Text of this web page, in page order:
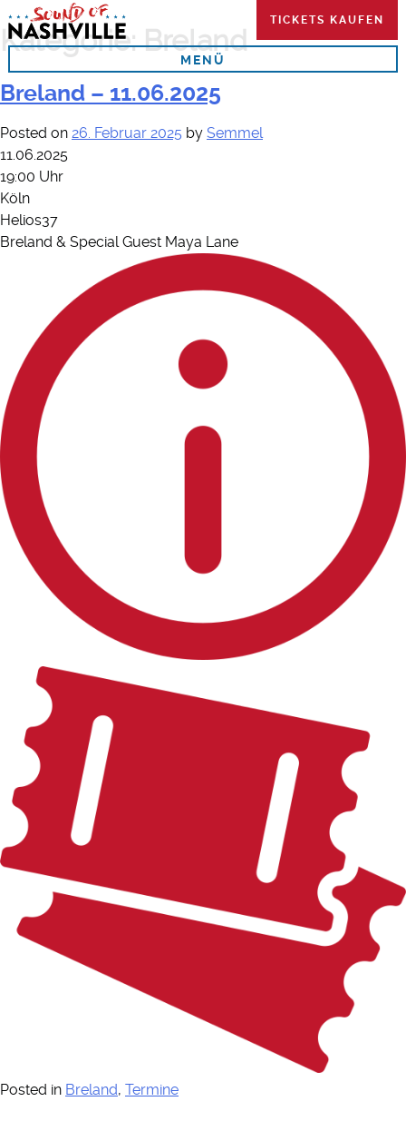
to
content
MENÜ
TICKETS KAUFEN
Kategorie:Breland
Breland – 11.06.2025
Posted on 26. Februar 2025 by Semmel
11.06.2025
19:00 Uhr
Köln
Helios37
Breland & Special Guest Maya Lane
Posted in Breland, Termine